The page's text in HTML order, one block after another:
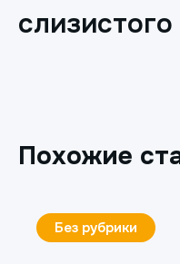
Похожие
Без рубрики